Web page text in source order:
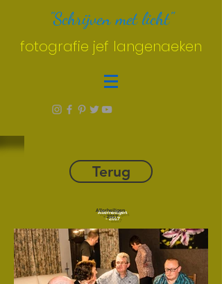
"Schrijven met licht"
fotografie jef langenaeken
Terug
Allerheiligen
- 2017